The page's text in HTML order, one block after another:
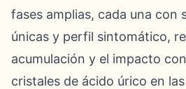
fases amplias, cada una con
únicas y perfil sintomático,
acumulación y el impacto
cristales de ácido úrico en